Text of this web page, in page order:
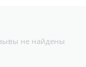
не найдены